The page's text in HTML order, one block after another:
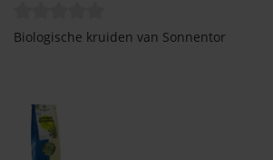
Biologische kruiden van Sonnentor